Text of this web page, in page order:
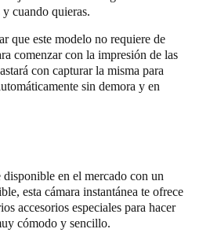
cuando quieras.
que este modelo no requiere de
comenzar con la impresión de las
con capturar la misma para
sin demora y en
disponible en el mercado con un
esta cámara instantánea te ofrece
accesorios especiales para hacer
cómodo y sencillo.